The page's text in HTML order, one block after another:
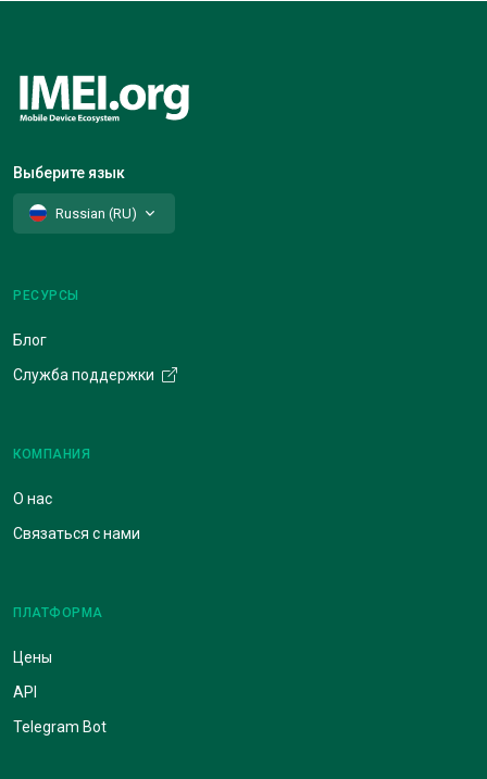
Выберите язык
Russian (RU)
РЕСУРСЫ
Блог
Служба поддержки
КОМПАНИЯ
О нас
Связаться с нами
ПЛАТФОРМА
Цены
API
Telegram Bot